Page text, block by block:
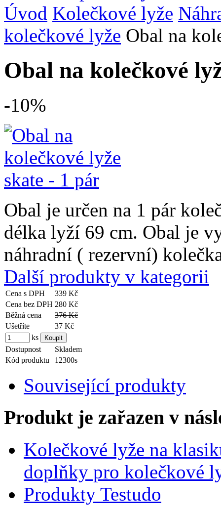
Úvod Kolečkové lyže
kolečkové lyže Obal na
Obal na kolečkové
-10%
Obal je určen na 1 pár
délka lyží 69 cm. Obal je
náhradní ( rezervní)
Další produkty v kategorii
Cena s DPH
339 Kč
Cena bez DPH 280 Kč
Běžná cena
376 Kč
Ušetříte
37 Kč
ks
Dostupnost
Skladem
Kód produktu
12300s
Související produkty
Produkt je zařazen v
Kolečkové lyže na
doplňky pro kolečkové
Produkty Testudo